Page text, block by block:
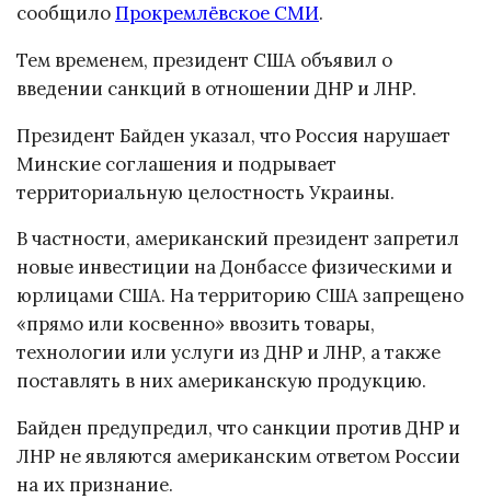
сообщилоПрокремлёвское СМИ.
Тем временем, президент США объявил о
введении санкций в отношении ДНР и ЛНР.
Президент Байден указал, что Россия нарушает
Минские соглашения и подрывает
территориальную целостность Украины.
В частности, американский президент запретил
новые инвестиции на Донбассе физическими и
юрлицами США. На территорию США запрещено
«прямо или косвенно» ввозить товары,
технологии или услуги из ДНР и ЛНР, а также
поставлять в них американскую продукцию.
Байден предупредил, что санкции против ДНР и
ЛНР не являются американским ответом России
на их признание.